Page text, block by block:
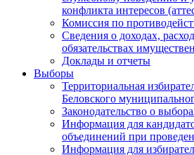
конфликта интересов
Комиссия по
Сведения о доходах,
обязательствах
Доклады и отчеты
Выборы
Территориальная
Беловского
Законодательство о
Информация для
объединений при
Информация для